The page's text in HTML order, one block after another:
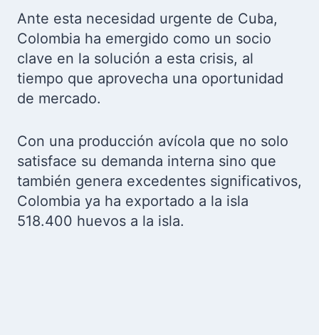
Ante esta necesidad urgente de Cuba,
Colombia ha emergido como un socio
clave en la solución a esta crisis, al
tiempo que aprovecha una oportunidad
de mercado.
Con una producción avícola que no solo
satisface su demanda interna sino que
también genera excedentes significativos,
Colombia ya ha exportado a la isla
518.400 huevos a la isla.